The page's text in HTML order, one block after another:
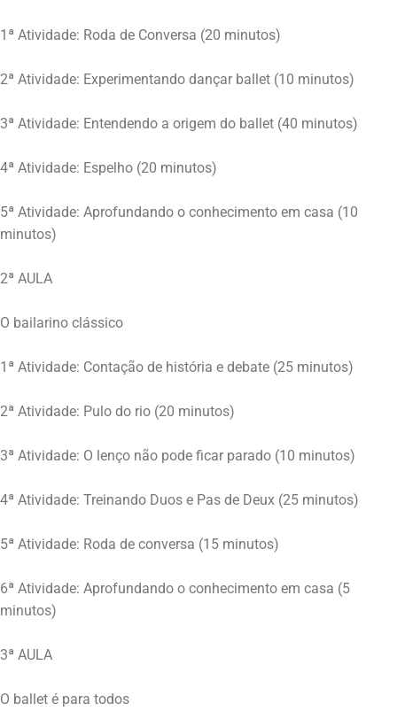
1ª Atividade: Roda de Conversa (20 minutos)
2ª Atividade: Experimentando dançar ballet (10 minutos)
3ª Atividade: Entendendo a origem do ballet (40 minutos)
4ª Atividade: Espelho (20 minutos)
5ª Atividade: Aprofundando o conhecimento em casa (10
minutos)
2ª AULA
O bailarino clássico
1ª Atividade: Contação de história e debate (25 minutos)
2ª Atividade: Pulo do rio (20 minutos)
3ª Atividade: O lenço não pode ficar parado (10 minutos)
4ª Atividade: Treinando Duos e Pas de Deux (25 minutos)
5ª Atividade: Roda de conversa (15 minutos)
6ª Atividade: Aprofundando o conhecimento em casa (5
minutos)
3ª AULA
O ballet é para todos